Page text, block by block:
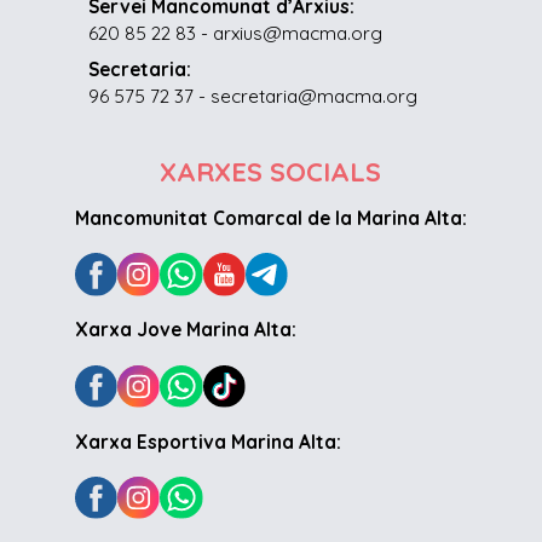
Servei Mancomunat d’Arxius:
620 85 22 83 - arxius@macma.org
Secretaria:
96 575 72 37 - secretaria@macma.org
XARXES SOCIALS
Mancomunitat Comarcal de la Marina Alta:
Xarxa Jove Marina Alta:
Xarxa Esportiva Marina Alta: